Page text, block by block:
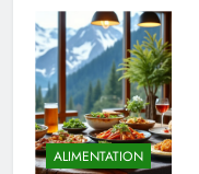
ALIMENTATION